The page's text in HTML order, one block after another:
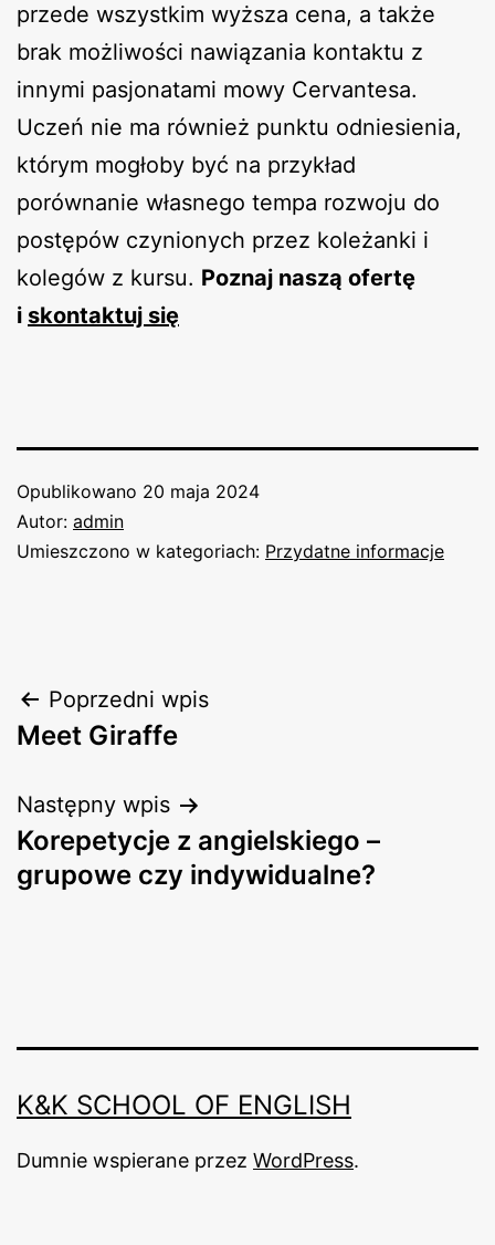
przede wszystkim wyższa cena, a także
brak możliwości nawiązania kontaktu z
innymi pasjonatami mowy Cervantesa.
Uczeń nie ma również punktu odniesienia,
którym mogłoby być na przykład
porównanie własnego tempa rozwoju do
postępów czynionych przez koleżanki i
kolegów z kursu. Poznaj naszą ofertę
i skontaktuj się
Opublikowano 20 maja 2024
Autor: admin
Umieszczono w kategoriach: Przydatne informacje
Nawigacja
wpisu
Poprzedni wpis
Meet Giraffe
Następny wpis
Korepetycje z angielskiego –
grupowe czy indywidualne?
K&K SCHOOL OF ENGLISH
Dumnie wspierane przez WordPress.